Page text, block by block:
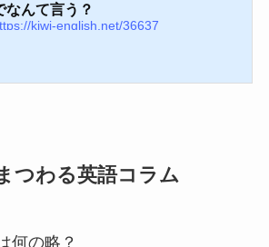
なんて言う？
kiwi-english.net/36637
つわる英語コラム
何の略？